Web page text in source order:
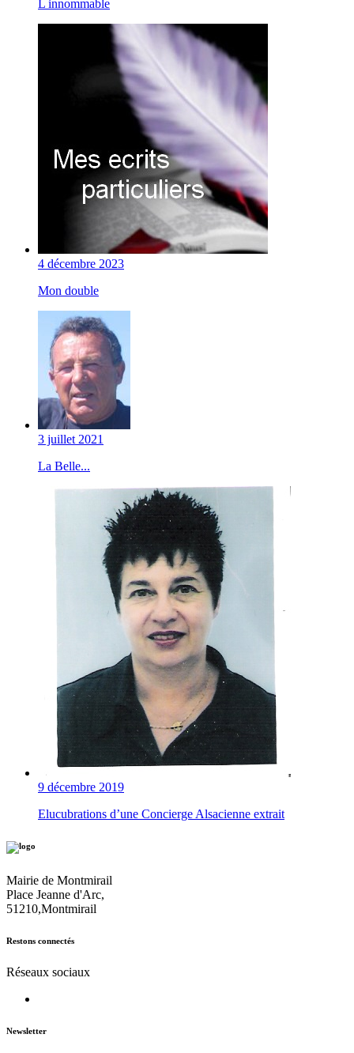
L innommable
4 décembre 2023
Mon double
3 juillet 2021
La Belle...
9 décembre 2019
Elucubrations d’une Concierge Alsacienne extrait
Mairie de Montmirail
Place Jeanne d'Arc,
51210,Montmirail
Restons connectés
Réseaux sociaux
Newsletter